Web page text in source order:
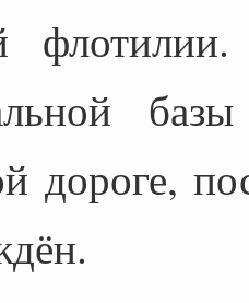
дороге,